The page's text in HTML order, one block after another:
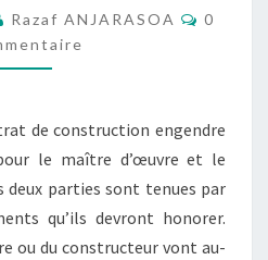
DES
DIFFÉRENTES
ENTITÉS
UN
CONTRAT
DE
CONSTRUCTION
Razaf ANJARASOA
0
de construction engendre
le maître d’œuvre et le
deux parties sont tenues par
qu’ils devront honorer.
ou du constructeur vont au-